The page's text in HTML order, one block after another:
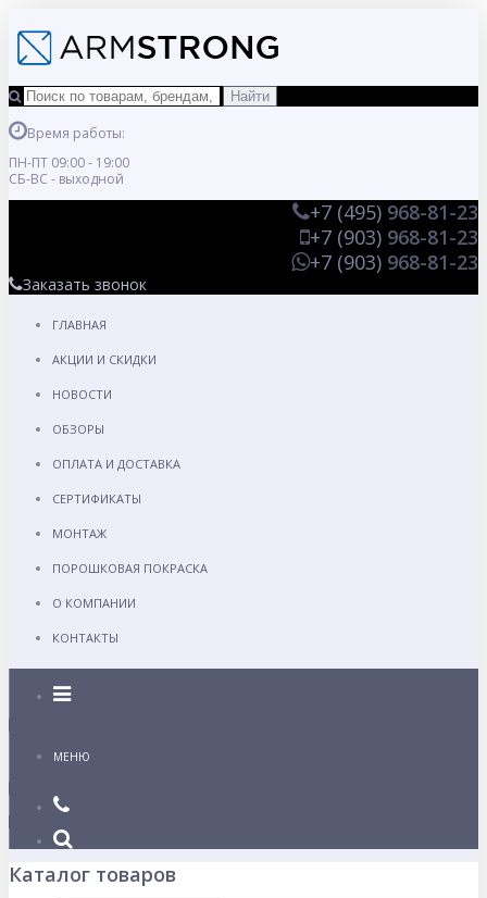
Время работы:
ПН-ПТ 09:00 - 19:00
СБ-ВС - выходной
+7 (495) 968-81-23
+7 (903) 968-81-23
+7 (903) 968-81-23
Заказать звонок
ГЛАВНАЯ
АКЦИИ И СКИДКИ
НОВОСТИ
ОБЗОРЫ
ОПЛАТА И ДОСТАВКА
СЕРТИФИКАТЫ
МОНТАЖ
ПОРОШКОВАЯ ПОКРАСКА
О КОМПАНИИ
КОНТАКТЫ
Каталог
МЕНЮ
Каталог товаров